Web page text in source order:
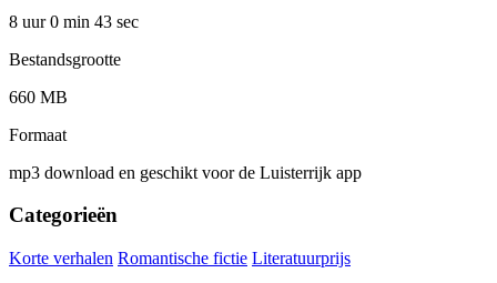
8 uur 0 min 43 sec
Bestandsgrootte
660 MB
Formaat
mp3 download en geschikt voor de Luisterrijk app
Categorieën
Korte verhalen Romantische fictie Literatuurprijs